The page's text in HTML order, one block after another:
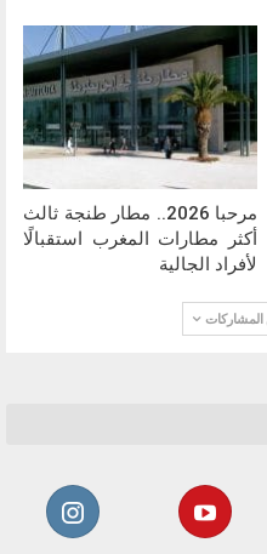
مرحبا 2026.. مطار طنجة ثالث
أكثر مطارات المغرب استقبالًا
لأفراد الجالية
المشاركات